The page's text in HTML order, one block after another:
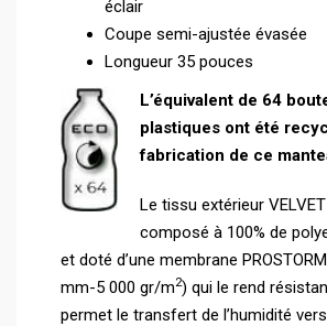
éclair
Coupe semi-ajustée évasée
Longueur 35 pouces
L’équivalent de 64
plastiques ont été
fabrication de ce
Le tissu extérieur VELVET
composé à 100% de
et doté d’une membrane
mm-5 000 gr/m2) qui le rend
permet le transfert de l’humidité vers